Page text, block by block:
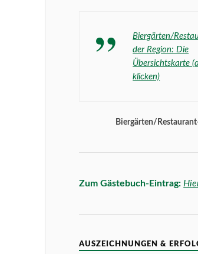
Biergärten/
der Region: Die
Übersichtskarte
klicken)
Biergärten/
Zum Gästebuch-Eintrag:
AUSZEICHNUNGEN &